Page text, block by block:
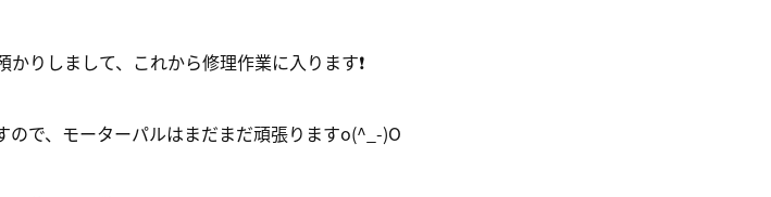
りしまして、これから修理作業に入ります❗️
ので、モーターパルはまだまだ頑張りますo(^_-)O